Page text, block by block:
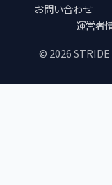
お問い合わせ
運営者
© 2026